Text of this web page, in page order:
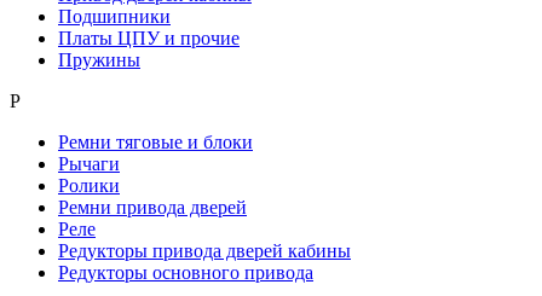
Подшипники
Платы ЦПУ и прочие
Пружины
Р
Ремни тяговые и блоки
Рычаги
Ролики
Ремни привода дверей
Реле
Редукторы привода дверей кабины
Редукторы основного привода